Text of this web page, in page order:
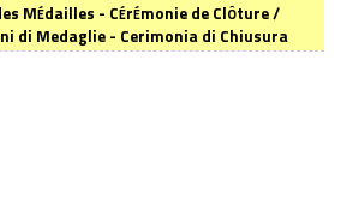
MÉdailles - CÉrÉmonie de ClÔture /
di Medaglie - Cerimonia di Chiusura